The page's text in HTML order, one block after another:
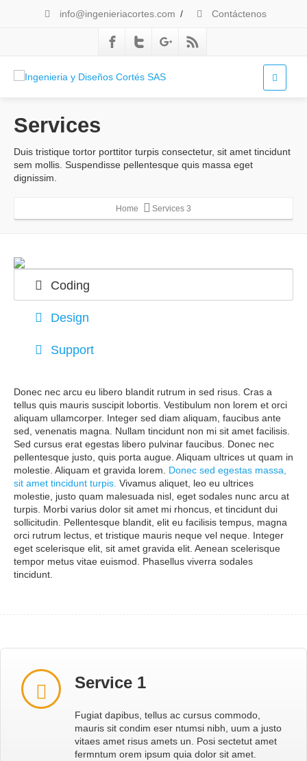
info@ingenieriacortes.com / Contáctenos
Services
Duis tristique tortor porttitor turpis consectetur, sit amet tincidunt
sem mollis. Suspendisse pellentesque quis massa eget
dignissim.
Home Services 3
Coding
Design
Support
Donec nec arcu eu libero blandit rutrum in sed risus. Cras a
tellus quis mauris suscipit lobortis. Vestibulum non lorem et orci
aliquam ullamcorper. Integer sed diam aliquam, faucibus ante
sed, venenatis magna. Nullam tincidunt non mi sit amet facilisis.
Sed cursus erat egestas libero pulvinar faucibus. Donec nec
pellentesque justo, quis porta augue. Aliquam ultrices ut quam in
molestie. Aliquam et gravida lorem. Donec sed egestas massa,
sit amet tincidunt turpis. Vivamus aliquet, leo eu ultrices
molestie, justo quam malesuada nisl, eget sodales nunc arcu at
turpis. Morbi varius dolor sit amet mi rhoncus, et tincidunt dui
sollicitudin. Pellentesque blandit, elit eu facilisis tempus, magna
orci rutrum lectus, et tristique mauris neque vel neque. Integer
eget scelerisque elit, sit amet gravida elit. Aenean scelerisque
tempor metus vitae euismod. Phasellus viverra sodales
tincidunt.
Service 1
Fugiat dapibus, tellus ac cursus commodo,
mauris sit condim eser ntumsi nibh, uum a justo
vitaes amet risus amets un. Posi sectetut amet
fermntum orem ipsum quia dolor sit amet.